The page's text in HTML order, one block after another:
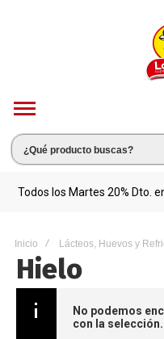
Todos los Martes 20% Dto.
Inicio Lácteos, Huevos y
Hielo
No podemos
con la selección.